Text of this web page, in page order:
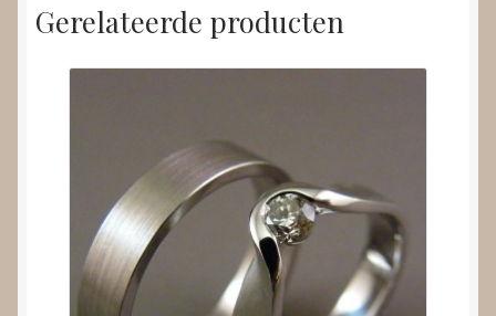
Gerelateerde producten